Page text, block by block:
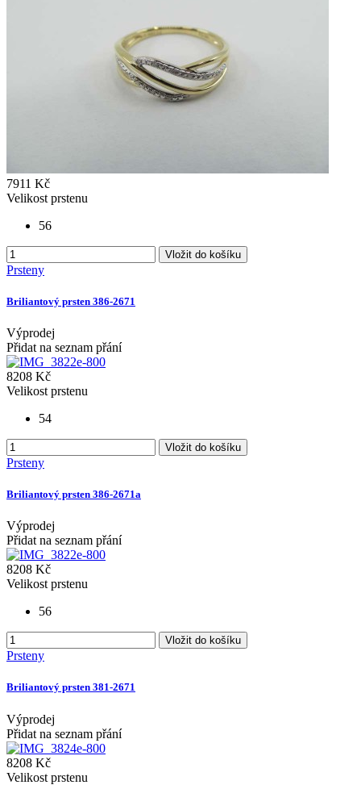
7911 Kč
Velikost prstenu
56
Vložit do košíku
Prsteny
Briliantový prsten 386-2671
Výprodej
Přidat na seznam přání
8208 Kč
Velikost prstenu
54
Vložit do košíku
Prsteny
Briliantový prsten 386-2671a
Výprodej
Přidat na seznam přání
8208 Kč
Velikost prstenu
56
Vložit do košíku
Prsteny
Briliantový prsten 381-2671
Výprodej
Přidat na seznam přání
8208 Kč
Velikost prstenu